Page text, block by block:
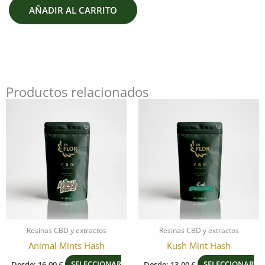
AÑADIR AL CARRITO
Productos relacionados
Resinas CBD y extractos
Animal Mints Hash
tiene
múltiples
variantes.
Las
opciones
se
pueden
elegir
en
la
Resinas CBD y extractos
Kush Mint Hash
tiene
múltiples
variantes.
Las
opciones
se
pueden
elegir
en
la